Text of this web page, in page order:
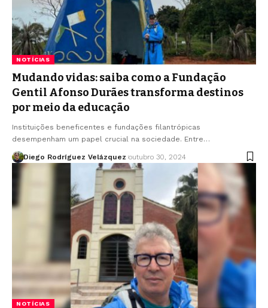
NOTÍCIAS
Mudando vidas: saiba como a Fundação
Gentil Afonso Durães transforma destinos
por meio da educação
Instituições beneficentes e fundações filantrópicas
desempenham um papel crucial na sociedade. Entre…
Diego Rodríguez Velázquez outubro 30, 2024
NOTÍCIAS